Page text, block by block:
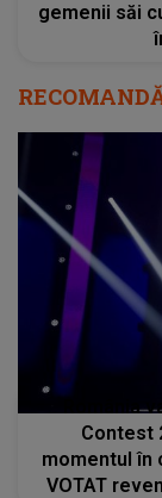
gemenii săi
România
Contest
momentul în
VOTAT